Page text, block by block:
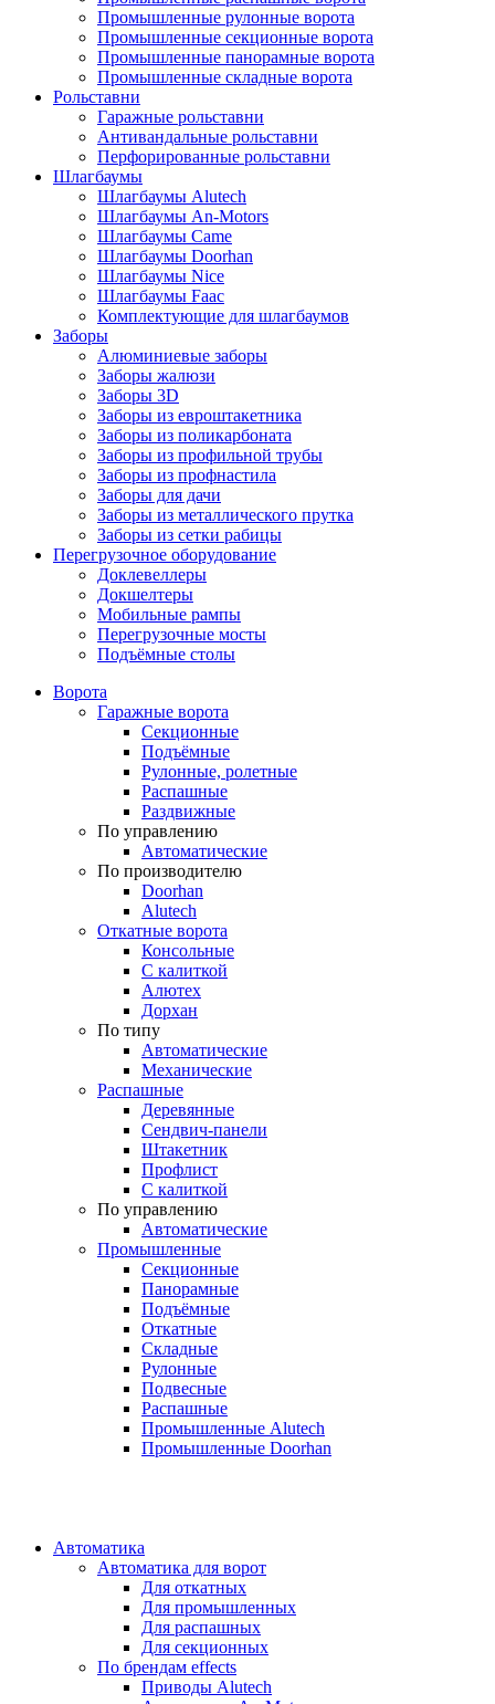
Промышленные рулонные ворота
Промышленные секционные ворота
Промышленные панорамные ворота
Промышленные складные ворота
Рольставни
Гаражные рольставни
Антивандальные рольставни
Перфорированные рольставни
Шлагбаумы
Шлагбаумы Alutech
Шлагбаумы An-Motors
Шлагбаумы Came
Шлагбаумы Doorhan
Шлагбаумы Nice
Шлагбаумы Faac
Комплектующие для шлагбаумов
Заборы
Алюминиевые заборы
Заборы жалюзи
Заборы 3D
Заборы из евроштакетника
Заборы из поликарбоната
Заборы из профильной трубы
Заборы из профнастила
Заборы для дачи
Заборы из металлического прутка
Заборы из сетки рабицы
Перегрузочное оборудование
Доклевеллеры
Докшелтеры
Мобильные рампы
Перегрузочные мосты
Подъёмные столы
Ворота
Гаражные ворота
Секционные
Подъёмные
Рулонные, ролетные
Распашные
Раздвижные
По управлению
Автоматические
По производителю
Doorhan
Alutech
Откатные ворота
Консольные
С калиткой
Алютех
Дорхан
По типу
Автоматические
Механические
Распашные
Деревянные
Сендвич-панели
Штакетник
Профлист
С калиткой
По управлению
Автоматические
Промышленные
Секционные
Панорамные
Подъёмные
Откатные
Складные
Рулонные
Подвесные
Распашные
Промышленные Alutech
Промышленные Doorhan
Автоматика
Автоматика для ворот
Для откатных
Для промышленных
Для распашных
Для секционных
По брендам effects
Приводы Alutech